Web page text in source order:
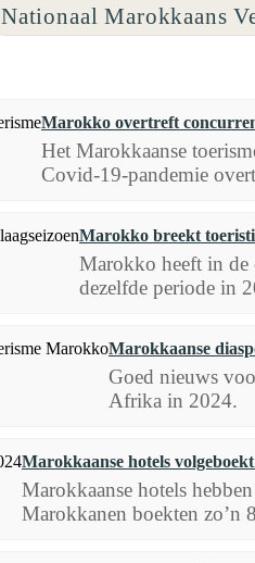
Nationaal Marokkaans
Marokko overtreft
Het Marokkaanse
Covid-19-pandemie
Marokko breekt
Marokko heeft in de
dezelfde periode in
Marokkaanse
Goed nieuws
Afrika in 2024.
Marokkaanse hotels
Marokkaanse hotels
Marokkanen boekten zo’n